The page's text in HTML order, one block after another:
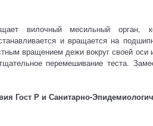
вилочный месильный орган,
и вращается на
вращением дежи вокруг своей оси
перемешивание теста.
Гост Р и Санитарно-